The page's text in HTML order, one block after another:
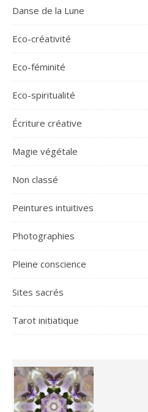
Danse de la Lune
Eco-créativité
Eco-féminité
Eco-spiritualité
Écriture créative
Magie végétale
Non classé
Peintures intuitives
Photographies
Pleine conscience
Sites sacrés
Tarot initiatique